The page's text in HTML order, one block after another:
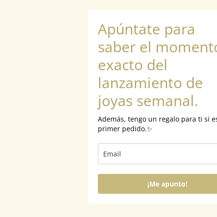
Apúntate para
saber el
exacto del
lanzamiento de
joyas semanal.
Además, tengo un regalo para ti si
primer pedido.✨
¡Me apunto!